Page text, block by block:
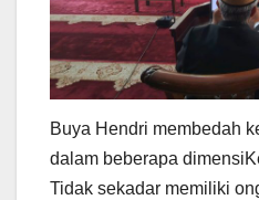
Buya Hendri membedah
dalam beberapa
Tidak sekadar memiliki